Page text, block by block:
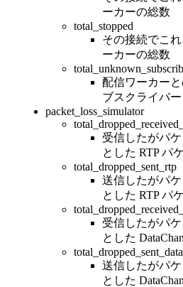
ーカーの総数
total_stopped
その接続でこ
ーカーの総数
配信ワーカー
ブスクライバ
packet_loss_simulator
受信したがパ
とした RTP パ
total_dropped_sent_rtp
送信したがパ
とした RTP パ
受信したがパ
とした
送信したがパ
とした